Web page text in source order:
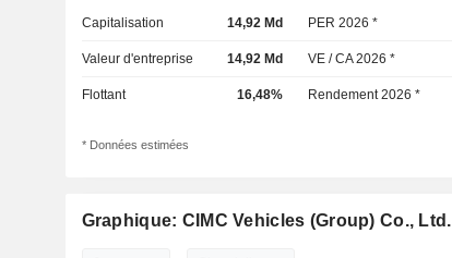
Capitalisation 14,92 Md PER 2026 *
Valeur d'entreprise 14,92 Md VE / CA 2026 *
Flottant 16,48% Rendement 2026 *
* Données estimées
Graphique: CIMC Vehicles (Group) Co., Ltd.